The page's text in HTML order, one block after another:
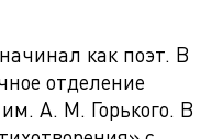
как поэт. В
отделение
А. М. Горького. В